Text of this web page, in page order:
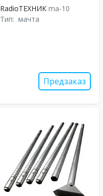
RadioТЕХНИК ma-10
Тип: мачта
Предзаказ